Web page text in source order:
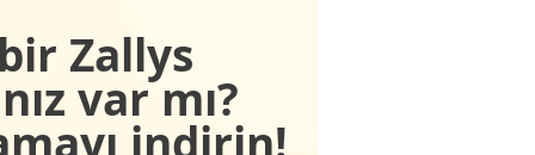
Zallys
var mı?